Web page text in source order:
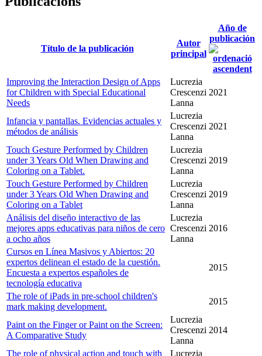
Título de la publicación
Autor
principal
Año de
publicación
Improving the Interaction Design of Apps
for Children with Special Educational
Needs
Lucrezia
Crescenzi
Lanna
2021
Infancia y pantallas. Evidencias actuales y
métodos de análisis
Lucrezia
Crescenzi
Lanna
2021
Touch Gesture Performed by Children
under 3 Years Old When Drawing and
Coloring on a Tablet.
Lucrezia
Crescenzi
Lanna
2019
Touch Gesture Performed by Children
under 3 Years Old When Drawing and
Coloring on a Tablet
Lucrezia
Crescenzi
Lanna
2019
Análisis del diseño interactivo de las
mejores apps educativas para niños de cero
a ocho años
Lucrezia
Crescenzi
Lanna
2016
Cursos en Línea Masivos y Abiertos: 20
expertos delinean el estado de la cuestión.
Encuesta a expertos españoles de
tecnología educativa
2015
The role of iPads in pre-school children's
mark making development.
2015
Paint on the Finger or Paint on the Screen:
A Comparative Study
Lucrezia
Crescenzi
Lanna
2014
The role of physical action and touch with Lucrezia